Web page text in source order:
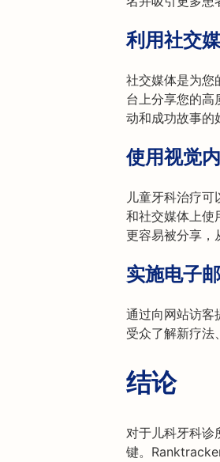
利用社交
社交媒体是为
台上分享您的高
动和成功故事的
使用视觉
儿童牙科治疗
和社交媒体上使
更容易被分享，
实施电子
通过向网站访客
受众了解新疗法
结论
对于儿科牙科诊
键。